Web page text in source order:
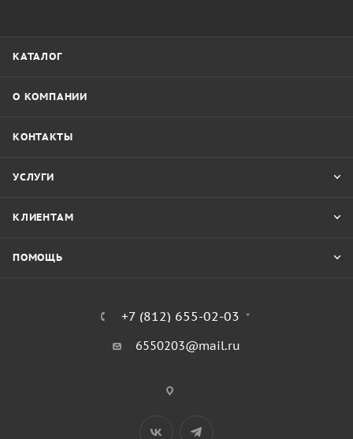
КАТАЛОГ
О КОМПАНИИ
КОНТАКТЫ
УСЛУГИ
КЛИЕНТАМ
ПОМОЩЬ
+7 (812) 655-02-03
6550203@mail.ru